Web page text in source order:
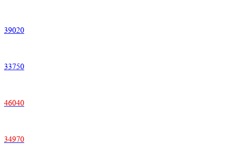
39020
33750
46040
34970